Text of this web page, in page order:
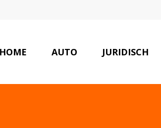
HOME AUTO JURIDISCH